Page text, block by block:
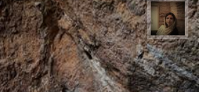
پروین هاوش